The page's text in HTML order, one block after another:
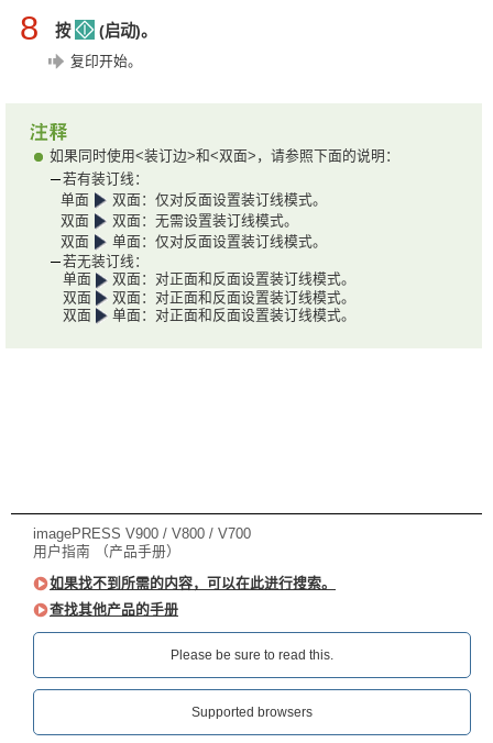
8 按 (启动)。
复印开始。
如果同时使用<装订边>和<双面>，请参照下面的说明：
若有装订线：
单面
双面：仅对反面设置装订线模式。
双面
双面：无需设置装订线模式。
双面
单面：仅对反面设置装订线模式。
若无装订线：
单面
双面：对正面和反面设置装订线模式。
双面
双面：对正面和反面设置装订线模式。
双面
单面：对正面和反面设置装订线模式。
imagePRESS V900 / V800 / V700
用户指南 （产品手册）
如果找不到所需的内容，可以在此进行搜索。
查找其他产品的手册
Please be sure to read this.‎
Supported browsers